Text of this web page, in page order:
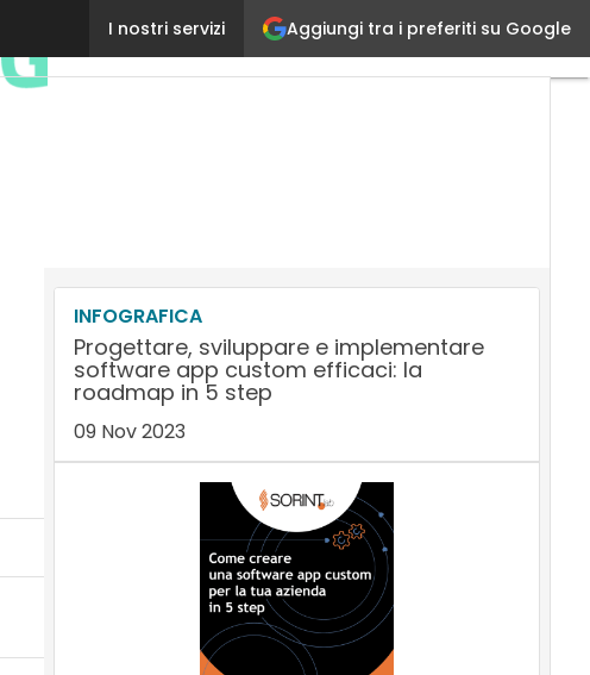
Aggiungi tra i preferiti su Google
I nostri servizi
Al via anche in Italia DXC Technology. L’AD
INFOGRAFICA
Progettare, sviluppare e implementare
software app custom efficaci: la
roadmap in 5 step
09 Nov 2023